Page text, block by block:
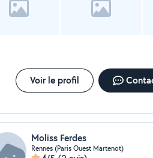
ayant eu le CAP PETITE
Voir le profil
Moliss Ferdes
Rennes (Paris Ouest Martenot)